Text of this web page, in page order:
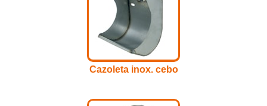
Cazoleta inox. cebo